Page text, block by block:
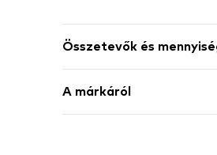
Összetevők és
A márkáról